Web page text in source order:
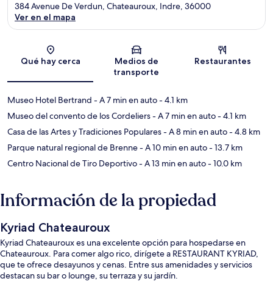
Sección del mapa
384 Avenue De Verdun, Chateauroux, Indre, 36000
Ver en el mapa
Qué hay cerca
Medios de
transporte
Restaurantes
Museo Hotel Bertrand - A 7 min en auto- 4.1 km
Museo del convento de los Cordeliers- A 7 min en auto- 4.1 km
Casa de las Artes y Tradiciones Populares- A 8 min en auto- 4.8 km
Parque natural regional de Brenne- A 10 min en auto- 13.7 km
Centro Nacional de Tiro Deportivo- A 13 min en auto- 10.0 km
Información de la propiedad
Kyriad Chateauroux
Kyriad Chateauroux es una excelente opción para hospedarse en
Chateauroux. Para comer algo rico, dirígete a RESTAURANT KYRIAD,
que te ofrece desayunos y cenas. Entre sus amenidades y servicios
destacan su bar o lounge, su terraza y su jardín.